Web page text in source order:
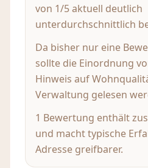
von 1/5 aktuell deutlich
unterdurchschnittlich
Da bisher nur eine
sollte die Einordnung
Hinweis auf
Verwaltung gelesen
1 Bewertung enthält
und macht typische
Adresse greifbarer.